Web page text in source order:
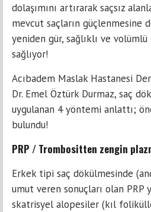
dolaşımını artırarak saçsız
mevcut saçların güçlenmesine
yeniden gür, sağlıklı ve volümlü
sağlıyor!
Acıbadem Maslak Hastanesi
Dr. Emel Öztürk Durmaz, saç
uygulanan 4 yöntemi anlattı;
bulundu!
PRP / Trombositten zengin
Erkek tipi saç dökülmesinde
umut veren sonuçları olan PRP
skatrisyel alopesiler (kıl